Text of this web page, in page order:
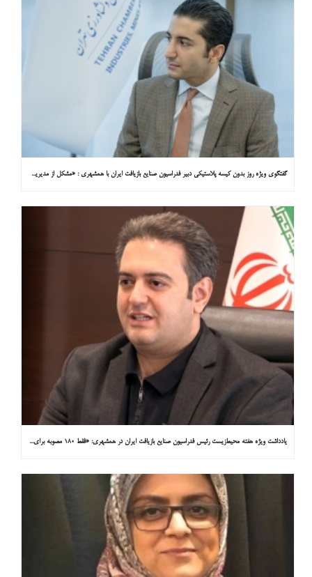
گفتگوی ویژه روز بدون کیسه پلاستیکی دبیر فدراسیون صنایع بازیافت ایران با همشهری : «مشکل از مدیریت پسماند پلاستیکی است، نه کیسه پلاستیکی»
یادداشت ویژه هفته محیط‌زیست رئیس فدراسیون صنایع بازیافت ایران در همشهری: «فقط ۱۸۰ مصوبه برای خارج کردن خودروهای فرسوده از خیابان‌ها»